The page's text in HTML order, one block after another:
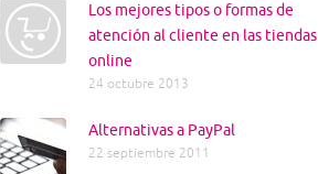
Los mejores tipos o formas de
atención al cliente en las tiendas
online
24 octubre 2013
Alternativas a PayPal
22 septiembre 2011